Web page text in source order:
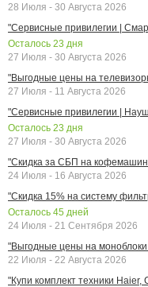
28 Июля - 30 Августа 2026
"Сервисные привилегии |
Осталось 23 дня
27 Июля - 30 Августа 2026
"Выгодные цены на
27 Июля - 11 Августа 2026
"Сервисные привилегии |
Осталось 23 дня
27 Июля - 30 Августа 2026
"Скидка за СБП на
24 Июля - 16 Августа 2026
"Скидка 15% на систему
Осталось 45 дней
24 Июля - 21 Сентября 2026
"Выгодные цены на моноблоки
22 Июля - 22 Августа 2026
"Купи комплект техники Haier,